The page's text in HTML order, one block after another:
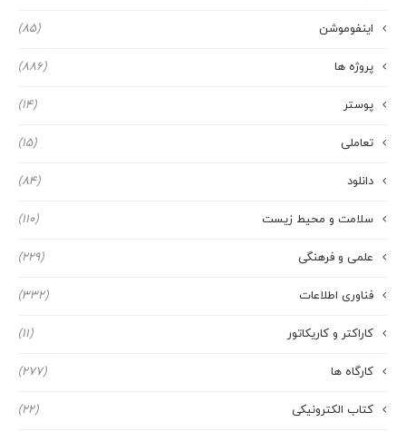
اینفوموشن (85)
پروژه ها (886)
پوستر (14)
تعاملی (15)
دانلود (84)
سلامت و محیط زیست (110)
علمی و فرهنگی (229)
فناوری اطلاعات (332)
کاراکتر و کاریکاتور (11)
کارگاه ها (277)
کتاب الکترونیکی (22)